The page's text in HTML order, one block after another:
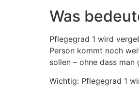
Was
Pflegegrad 1 wird
Person kommt noch
sollen – ohne dass
Wichtig: Pflegegrad 1